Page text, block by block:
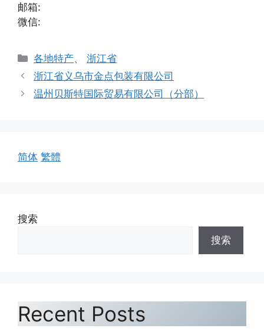
邮箱:
微信:
分
类
各地特产、浙江省
浙江省义乌市金点包装有限公司
温州贝斯特国际贸易有限公司（分部）
简体 繁體
搜索
搜索
Recent Posts